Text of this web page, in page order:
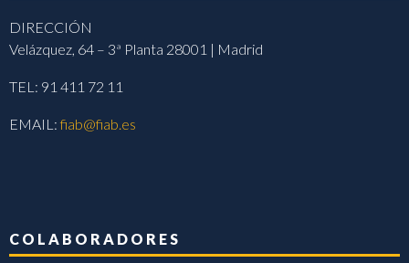
DIRECCIÓN
Velázquez, 64 – 3ª Planta 28001 | Madrid
TEL: 91 411 72 11
EMAIL:fiab@fiab.es
COLABORADORES